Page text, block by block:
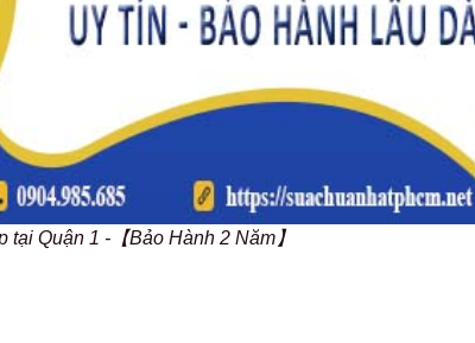
Quận 1 -【Bảo Hành 2 Năm】